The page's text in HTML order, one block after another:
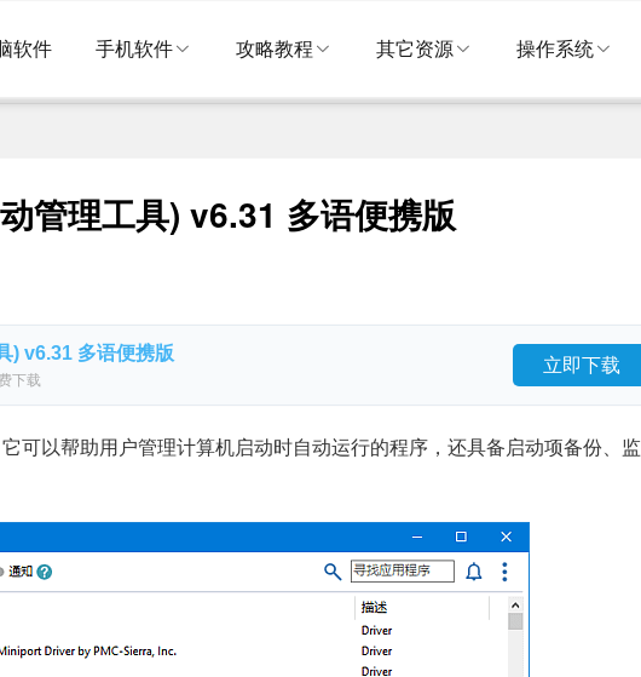
软件 手机软件 攻略教程 其它资源 操作系统
管理工具) v6.31 多语便携版
) v6.31 多语便携版
下载
立即下载
可以帮助用户管理计算机启动时自动运行的程序，还具备启动项备份、监